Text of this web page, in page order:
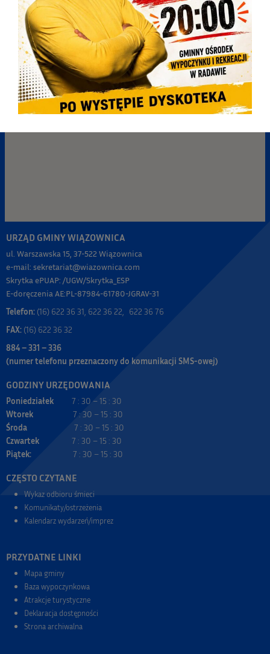
URZĄD GMINY WIĄZOWNICA
ul. Warszawska 15, 37-522 Wiązownica
e-mail: sekretariat@wiazownica.com
Skrytka ePUAP: /UGW/Skrytka_ESP
E-doręczenia AE:PL-87984-61780-JGRAV-31
Telefon: (16) 622 36 31, 622 36 22, 622 36 76
FAX: (16) 622 36 32
884 – 331 – 336
(numer telefonu przeznaczony do komunikacji SMS-owej)
GODZINY URZĘDOWANIA
Poniedziałek 7 : 30 – 15 : 30
Wtorek 7 : 30 – 15 : 30
Środa 7 : 30 – 15 : 30
Czwartek 7 : 30 – 15 : 30
Piątek: 7 : 30 – 15 : 30
CZĘSTO CZYTANE
Wykaz odbioru śmieci
Komunikaty/ostrzeżenia
Kalendarz wydarzeń/imprez
PRZYDATNE LINKI
Mapa gminy
Baza wypoczynkowa
Atrakcje turystyczne
Deklaracja dostępności
Strona archiwalna